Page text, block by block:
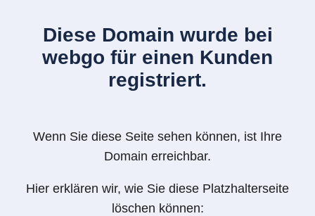
Diese Domain wurde bei
webgo für einen Kunden
registriert.
Wenn Sie diese Seite sehen können, ist Ihre
Domain erreichbar.
Hier erklären wir, wie Sie diese Platzhalterseite
löschen können: